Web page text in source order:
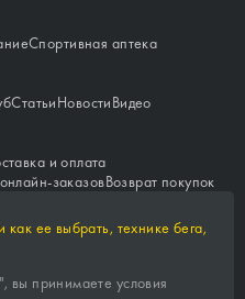
Спортивная аптека
СтатьиНовостиВидео
и оплата
заказовВозврат покупок
ее выбрать, технике бега,
", вы принимаете условия